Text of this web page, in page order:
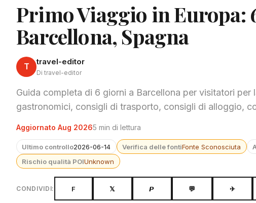
Primo Viaggio in
Barcellona, Spagna
T travel-editor
Di travel-editor
Guida completa di 6 giorni a Barcellona per visitatori
gastronomici, consigli di trasporto, consigli di alloggio,
Aggiornato Aug 20265 min di lettura
Ultimo controllo2026-06-14 Verifica delle fontiFonte Sconosciuta
Rischio qualità POIUnknown
CONDIVIDI: F 𝕏 𝙋 💬 ✈